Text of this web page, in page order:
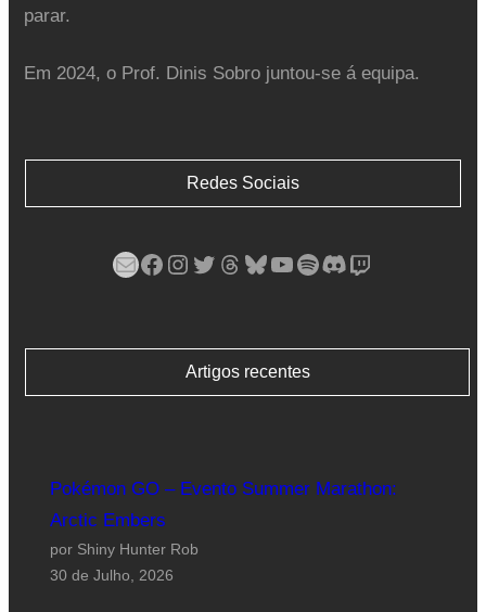
parar.
Em 2024, o Prof. Dinis Sobro juntou-se á equipa.
Redes Sociais
Mail Facebook Instagram Twitter Threads Bluesky YouTube Spotify Discord Twitch
Artigos recentes
Pokémon GO – Evento Summer Marathon:
Arctic Embers
por Shiny Hunter Rob
30 de Julho, 2026